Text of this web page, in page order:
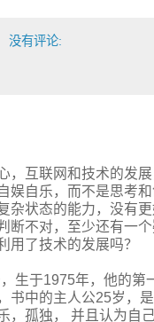
没有评论:
，互联网和技术的发
娱自乐，而不是思考
杂状态的能力，没有
断不对，至少还有一
用了技术的发展吗？
生于1975年，他的第
书中的主人公25岁，
，孤独， 并且认为自